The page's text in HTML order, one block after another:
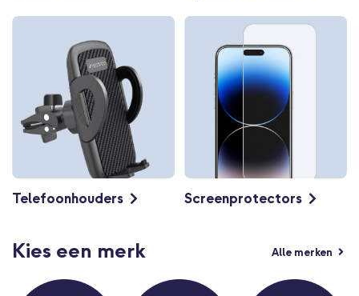
Telefoonhouders Screenprotectors
Kies een merk Alle merken